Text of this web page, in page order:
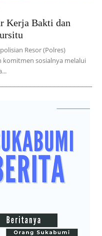
Kerja Bakti dan
Resor (Polres)
sosialnya melalui